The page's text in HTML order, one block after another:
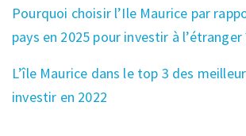
Pourquoi choisir l’Ile Maurice par
pays en 2025 pour investir à l’étranger
L’île Maurice dans le top 3 des
investir en 2022